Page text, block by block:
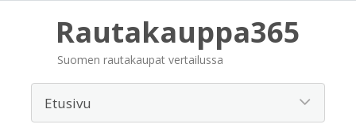
Rautakauppa365
Suomen rautakaupat vertailussa